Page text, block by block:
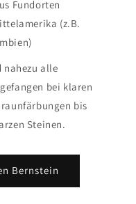
Fundorten
(z.B.
nahezu alle
bei klaren
bis
Steinen.
Bernstein